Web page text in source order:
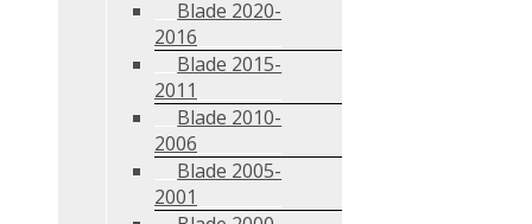
Blade 2020-
2016
Blade 2015-
2011
Blade 2010-
2006
Blade 2005-
2001